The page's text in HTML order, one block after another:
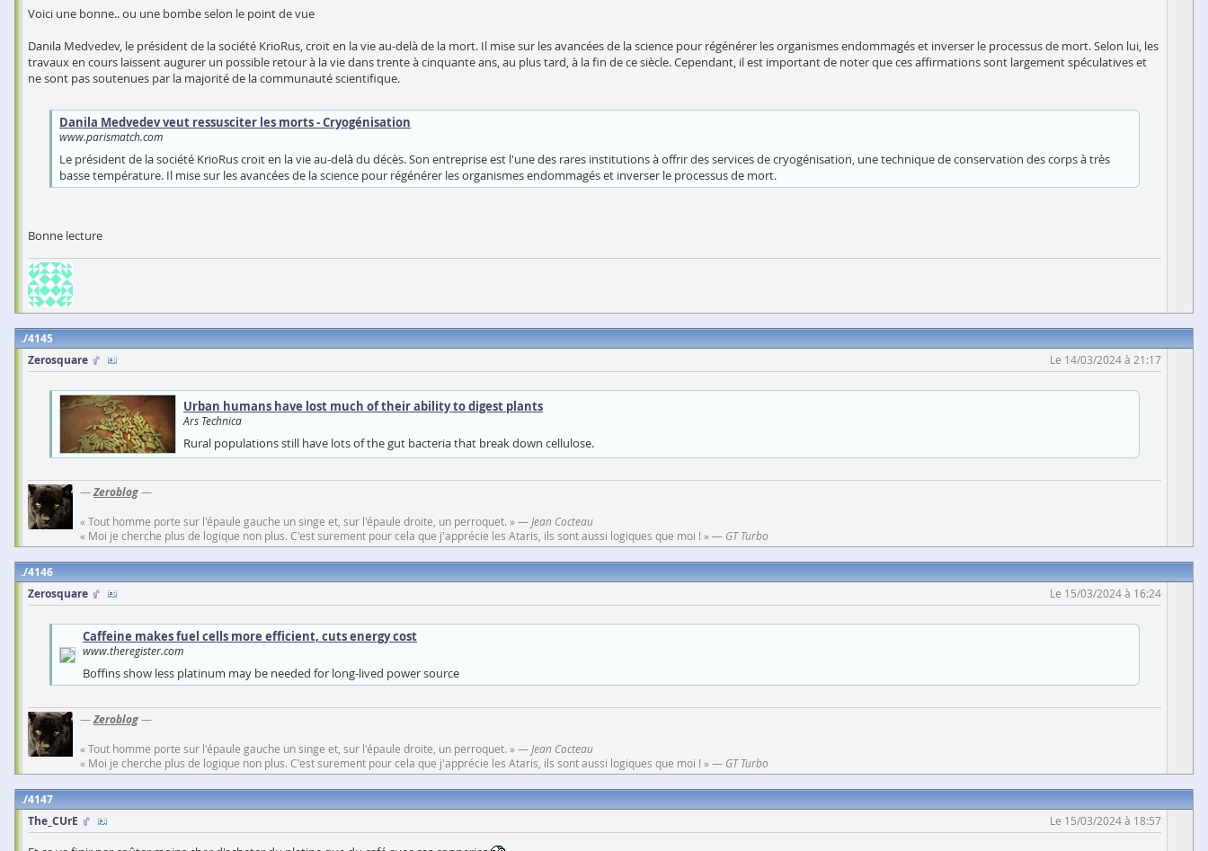
Voici une bonne.. ou une bombe selon le point de vue
Danila Medvedev, le président de la société KrioRus, croit en la vie au-delà de la mort. Il mise sur les avancées de la science pour régénérer les organismes endommagés et inverser le processus de mort. Selon lui, les
travaux en cours laissent augurer un possible retour à la vie dans trente à cinquante ans, au plus tard, à la fin de ce siècle. Cependant, il est important de noter que ces affirmations sont largement spéculatives et
ne sont pas soutenues par la majorité de la communauté scientifique.
Danila Medvedev veut ressusciter les morts - Cryogénisation
www.parismatch.com
Le président de la société KrioRus croit en la vie au-delà du décès. Son entreprise est l'une des rares institutions à offrir des services de cryogénisation, une technique de conservation des corps à très
basse température. Il mise sur les avancées de la science pour régénérer les organismes endommagés et inverser le processus de mort.
Bonne lecture
4145
Zerosquare
Le 14/03/2024 à 21:17
Urban humans have lost much of their ability to digest plants
Ars Technica
Rural populations still have lots of the gut bacteria that break down cellulose.
—Zeroblog—
« Tout homme porte sur l'épaule gauche un singe et, sur l'épaule droite, un perroquet. » — Jean Cocteau
« Moi je cherche plus de logique non plus. C'est surement pour cela que j'apprécie les Ataris, ils sont aussi logiques que moi ! » — GT Turbo
4146
Zerosquare
Le 15/03/2024 à 16:24
Caffeine makes fuel cells more efficient, cuts energy cost
www.theregister.com
Boffins show less platinum may be needed for long-lived power source
—Zeroblog—
« Tout homme porte sur l'épaule gauche un singe et, sur l'épaule droite, un perroquet. » — Jean Cocteau
« Moi je cherche plus de logique non plus. C'est surement pour cela que j'apprécie les Ataris, ils sont aussi logiques que moi ! » — GT Turbo
4147
The_CUrE
Le 15/03/2024 à 18:57